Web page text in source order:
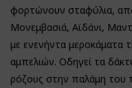
φορτώνουν σταφύλια, από
Μονεμβασιά, Αϊδάνι,
με ενενήντα μεροκάματα
αμπελιών. Οδηγεί τα
ρόζους στην παλάμη του